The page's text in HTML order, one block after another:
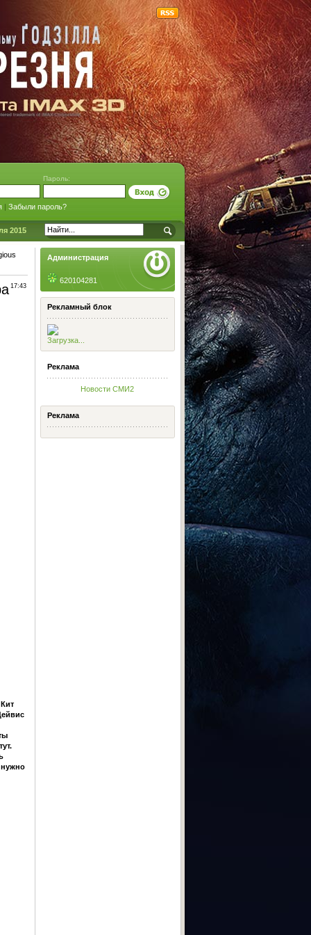
Пароль:
| Забыли пароль?
2015
Администрация
620104281
Рекламный блок
Загрузка...
Реклама
Новости СМИ2
Реклама
17:43
нужно